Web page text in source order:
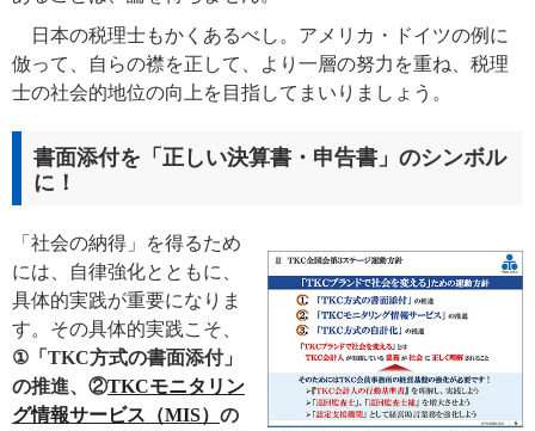
日本の税理士もかくあるべし。アメリカ・ドイツの例に
倣って、自らの襟を正して、より一層の努力を重ね、税理
士の社会的地位の向上を目指してまいりましょう。
書面添付を「正しい決算書・申告書」のシンボル
に！
「社会の納得」を得るため
には、自律強化とともに、
具体的実践が重要になりま
す。その具体的実践こそ、
①「TKC方式の書面添付」
の推進、②TKCモニタリン
グ情報サービス（MIS） の